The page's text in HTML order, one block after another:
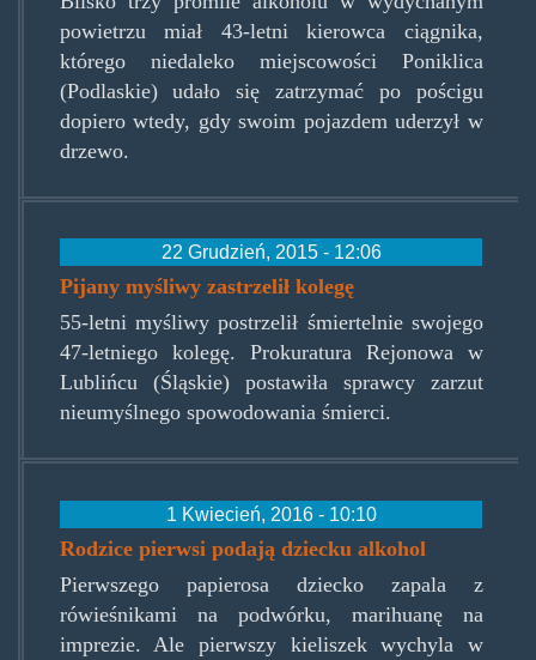
powietrzu miał 43-letni kierowca ciągnika,
którego niedaleko miejscowości Poniklica
(Podlaskie) udało się zatrzymać po pościgu
dopiero wtedy, gdy swoim pojazdem uderzył w
drzewo.
22 Grudzień, 2015 - 12:06
Pijany myśliwy zastrzelił kolegę
55-letni myśliwy postrzelił śmiertelnie swojego
47-letniego kolegę. Prokuratura Rejonowa w
Lublińcu (Śląskie) postawiła sprawcy zarzut
nieumyślnego spowodowania śmierci.
1 Kwiecień, 2016 - 10:10
Rodzice pierwsi podają dziecku alkohol
Pierwszego papierosa dziecko zapala z
rówieśnikami na podwórku, marihuanę na
imprezie. Ale pierwszy kieliszek wychyla w